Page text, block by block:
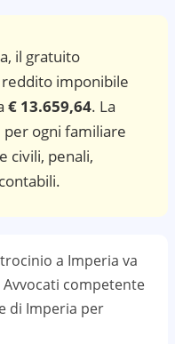
il gratuito
imponibile
€ 13.659,64. La
per ogni familiare
civili, penali,
a Imperia va
competente
di Imperia per